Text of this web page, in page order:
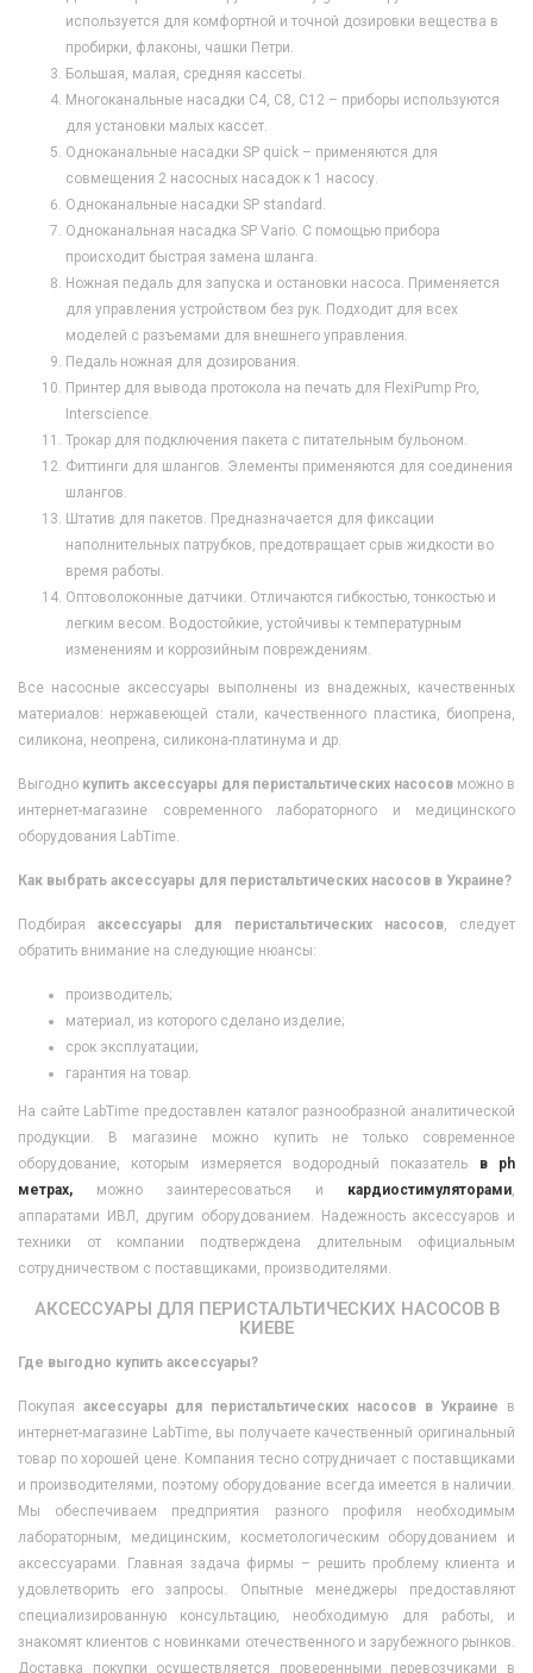
используется для комфортной и точной дозировки вещества в
пробирки, флаконы, чашки Петри.
Большая, малая, средняя кассеты.
Многоканальные насадки С4, С8, С12 – приборы используются
для установки малых кассет.
Одноканальные насадки SP quick – применяются для
совмещения 2 насосных насадок к 1 насосу.
Одноканальные насадки SP standard.
Одноканальная насадка SP Vario. С помощью прибора
происходит быстрая замена шланга.
Ножная педаль для запуска и остановки насоса. Применяется
для управления устройством без рук. Подходит для всех
моделей с разъемами для внешнего управления.
Педаль ножная для дозирования.
Принтер для вывода протокола на печать для FlexiPump Pro,
Interscience.
Трокар для подключения пакета с питательным бульоном.
Фиттинги для шлангов. Элементы применяются для соединения
шлангов.
Штатив для пакетов. Предназначается для фиксации
наполнительных патрубков, предотвращает срыв жидкости во
время работы.
Оптоволоконные датчики. Отличаются гибкостью, тонкостью и
легким весом. Водостойкие, устойчивы к температурным
изменениям и коррозийным повреждениям.
Все насосные аксессуары выполнены из внадежных, качественных
материалов: нержавеющей стали, качественного пластика, биопрена,
силикона, неопрена, силикона-платинума и др.
Выгодно купить аксессуары для перистальтических насосов можно в
интернет-магазине современного лабораторного и медицинского
оборудования LabTime.
Как выбрать аксессуары для перистальтических насосов в Украине?
Подбираяаксессуары для перистальтических насосов, следует
обратить внимание на следующие нюансы:
производитель;
материал, из которого сделано изделие;
срок эксплуатации;
гарантия на товар.
На сайте LabTime предоставлен каталог разнообразной аналитической
продукции. В магазине можно купить не только современное
оборудование, которым измеряется водородный показатель в ph
метрах, можно заинтересоваться и кардиостимуляторами,
аппаратами ИВЛ, другим оборудованием. Надежность аксессуаров и
техники от компании подтверждена длительным официальным
сотрудничеством с поставщиками, производителями.
АКСЕССУАРЫ ДЛЯ ПЕРИСТАЛЬТИЧЕСКИХ НАСОСОВ В
КИЕВЕ
Где выгодно купить аксессуары?
Покупая аксессуары для перистальтических насосов в Украине в
интернет-магазине LabTime, вы получаете качественный оригинальный
товар по хорошей цене. Компания тесно сотрудничает с поставщиками
и производителями, поэтому оборудование всегда имеется в наличии.
Мы обеспечиваем предприятия разного профиля необходимым
лабораторным, медицинским, косметологическим оборудованием и
аксессуарами. Главная задача фирмы – решить проблему клиента и
удовлетворить его запросы. Опытные менеджеры предоставляют
специализированную консультацию, необходимую для работы, и
знакомят клиентов с новинками отечественного и зарубежного рынков.
Доставка покупки осуществляется проверенными перевозчиками в